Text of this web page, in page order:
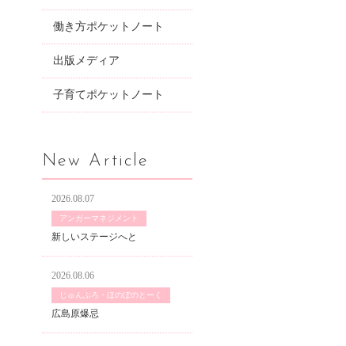
働き方ポケットノート
出版メディア
子育てポケットノート
New Article
2026.08.07
アンガーマネジメント
新しいステージへと
2026.08.06
じゅんぶろ・ほのぼのとーく
広島原爆忌